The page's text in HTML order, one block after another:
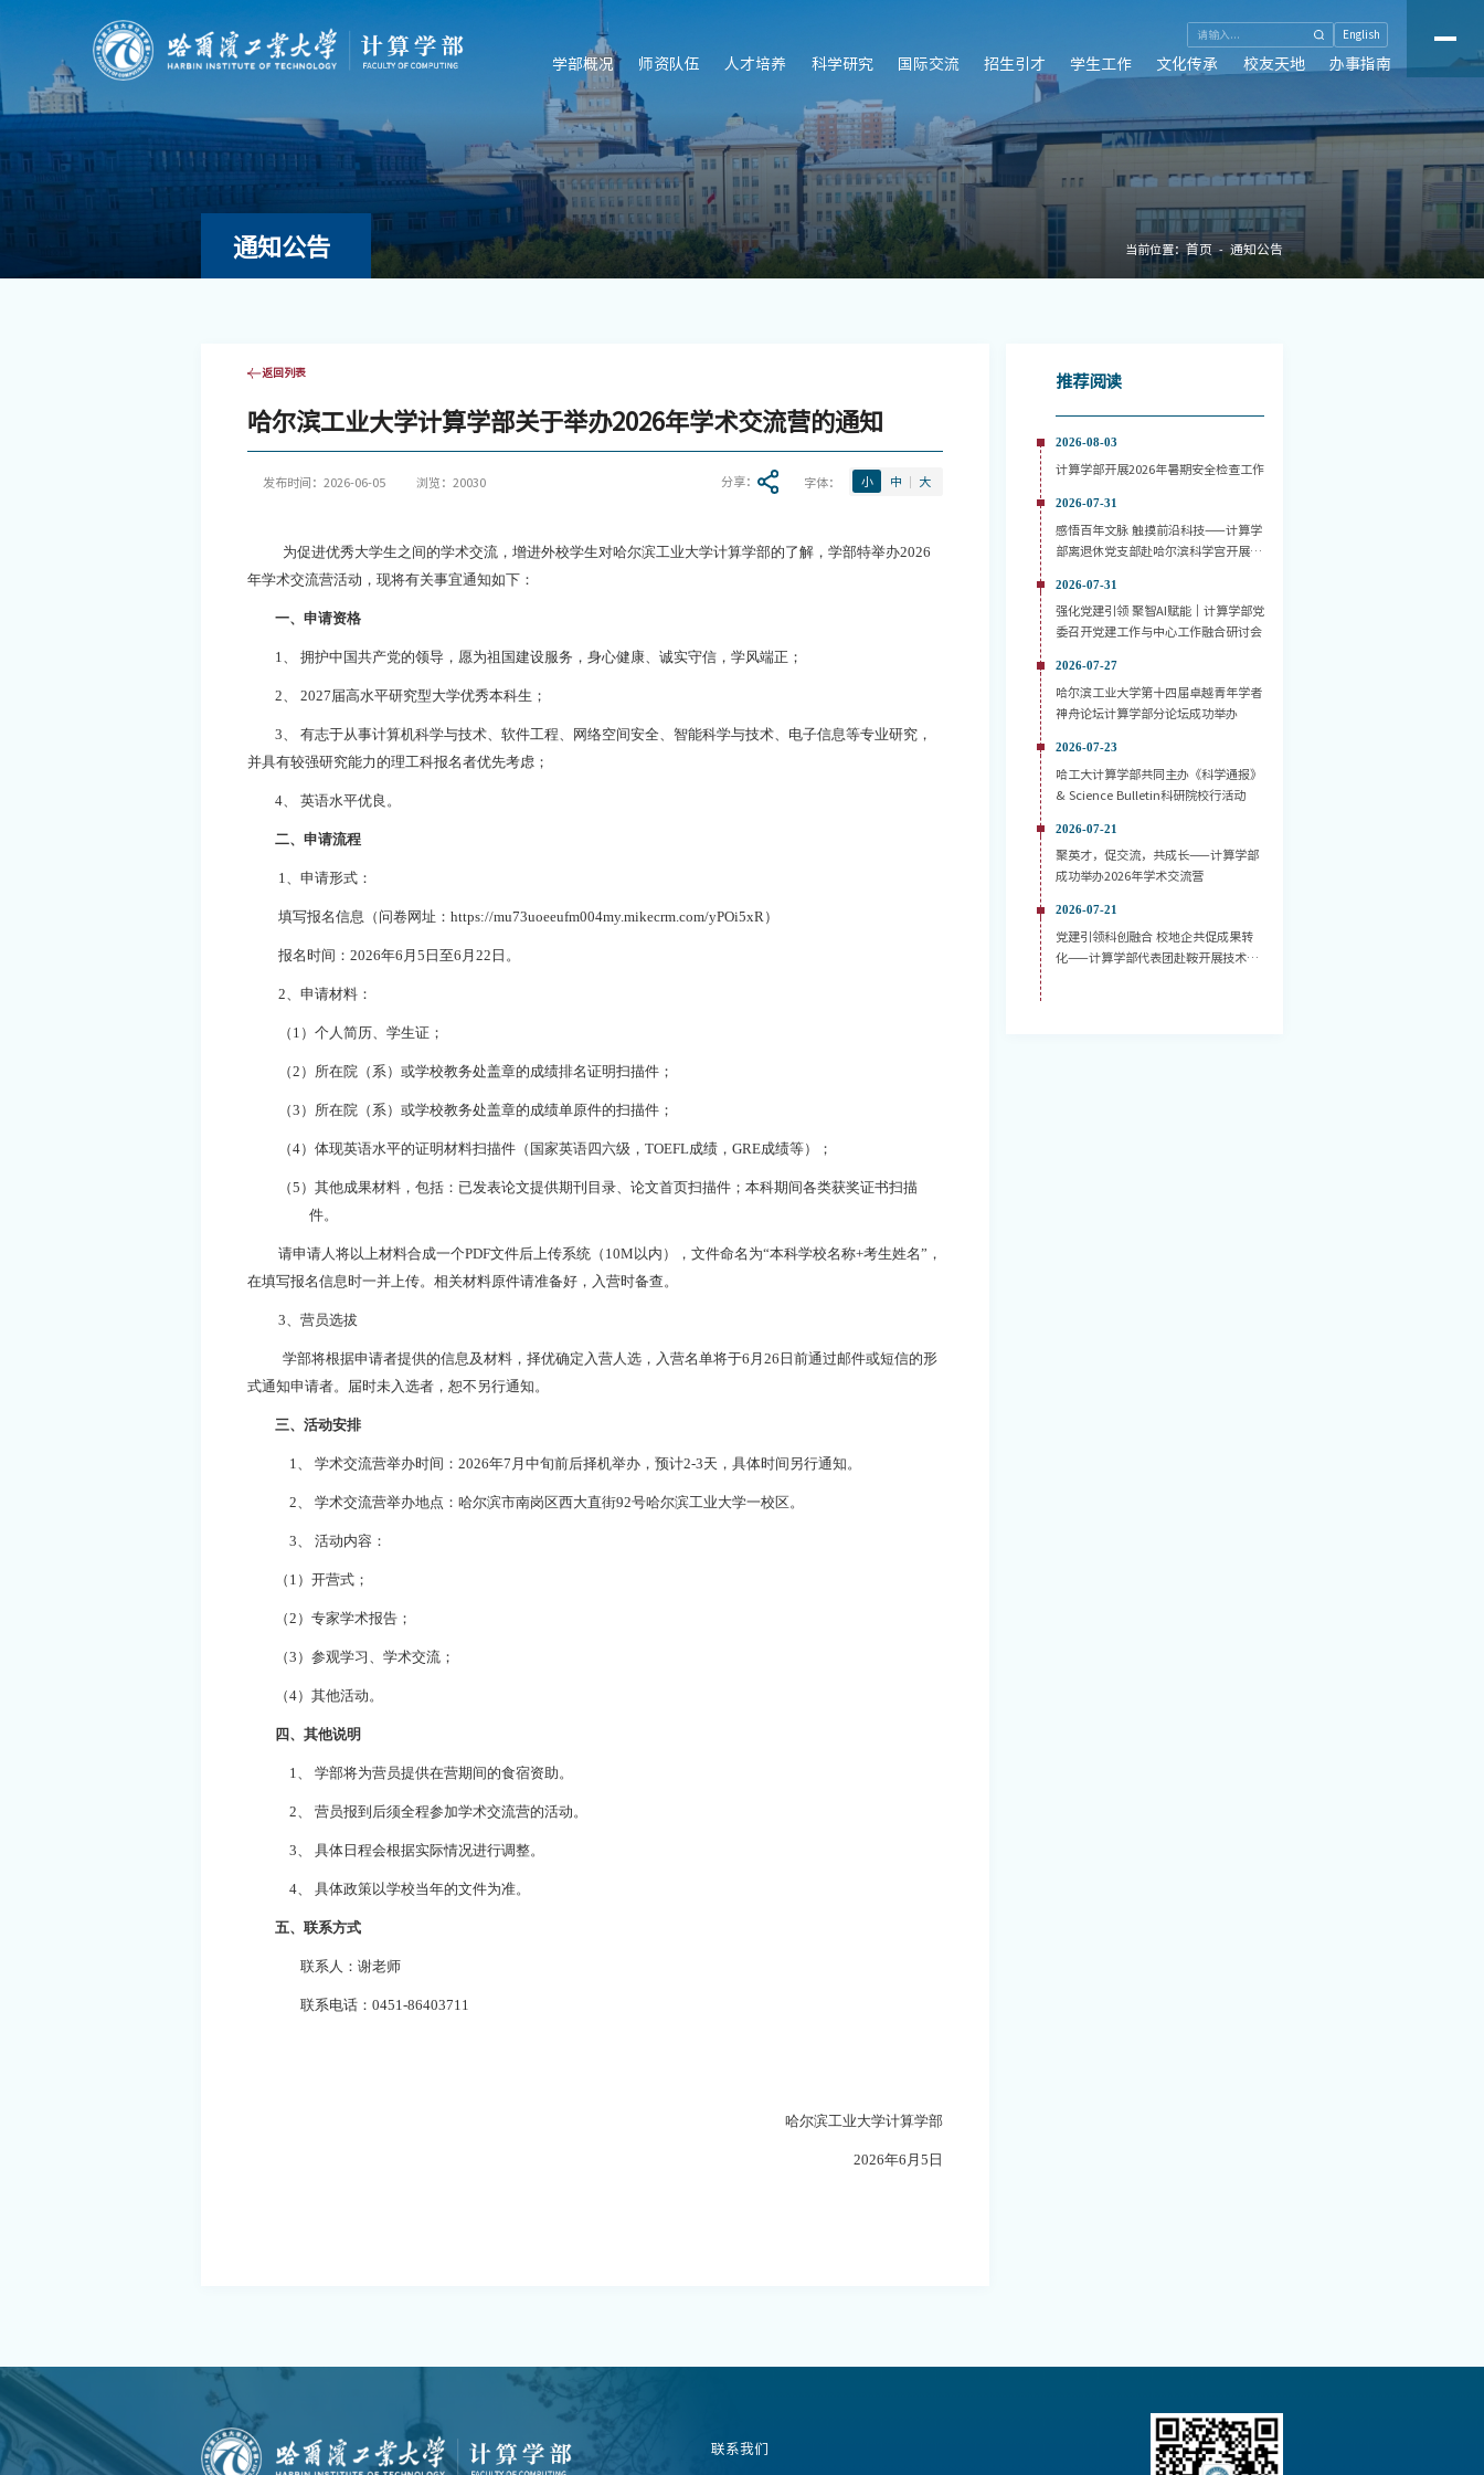
English
学部概况 师资队伍 人才培养 科学研究 国际交流 招生引才 学生工作 文化传承 校友天地 办事指南
通知公告 当前位置：首页 通知公告
返回列表
哈尔滨工业大学计算学部关于举办2026年学术交流营的通知
发布时间：2026-06-05 浏览： 20030 分享： 字体： 小 中 大
为促进优秀大学生之间的学术交流， 增进外校学生对哈尔滨工业大学计算学部的了解， 学部特举办2026
年学术交流营活动 ， 现将有关事宜通知如下：
一、申请资格
1、拥护中国共产党的领导，愿为祖国建设服务，身心健康、诚实守信，学风端正 ；
2、2027届高水平研究型大学优秀本科生 ；
3、有志于从事计算机科学与技术、软件工程、网络空间安全、智能科学与技术、电子信息等专业研究 ，
并具有较强研究能力的理工科报名者优先考虑；
4、英语水平优良 。
二、申请流程
1、申请形式：
填写报名信息 （ 问卷网址： https://mu73uoeeufm004my.mikecrm.com/yPOi5xR）
报名时间 ： 2026年6月5日至6月22日。
2、申请材料：
（ 1）个人简历、学生证；
（2）所在院（系）或学校教务处盖章的成绩排名证明扫描件；
（3）所在院（系）或学校教务处盖章的成绩单原件的扫描件；
（4）体现英语水平的证明材料扫描件 （国家英语四六级， TOEFL成绩，GRE成绩等）；
（5）其他成果材料，包括：已发表论文提供期刊目录、论文首页扫描件；本科期间各类获奖证书扫描
件。
请申请人将以上材料合成一个PDF文件后上传系统（ 10M以内）， 文件命名为“本科学校名称+考生姓名” ，
在填写报名信息时一并上传。相关材料原件请准备好，入营时备查。
3、 营员选拔
学部将根据申请者提供的信息及材料，择优确定入营人选，入营名单将于6月26日前通过邮件或短信的形
式通知申请者。届时未入选者，恕不另行通知。
三、活动安排
1、 学术交流营举办时间： 2026年7月中旬前后择机举办 ，预计2-3天，具体时间另行通知。
2、 学术交流营举办地点：哈尔滨市南岗区西大直街92号哈尔滨工业大学一校区。
3、 活动内容：
（ 1）开营式；
（2）专家学术报告；
（3）参观学习、学术交流；
（4）其他活动。
四、其他说明
1、 学部将为营员提供在营期间的食宿资助。
2、 营员报到后须全程参加学术交流营的活动。
3、 具体日程会根据实际情况进行调整。
4、 具体政策以学校当年的文件为准。
五、联系方式
联系人： 谢老师
联系电话： 0451-86403711
哈尔滨工业大学计算学部
2026年6 月 5 日
推荐阅读
2026-08-03
计算学部开展2026年暑期安全检查工作
2026-07-31
感悟百年文脉 触摸前沿科技——计算学
部离退休党支部赴哈尔滨科学宫开展主
2026-07-31
强化党建引领 聚智AI赋能｜计算学部党
委召开党建工作与中心工作融合研讨会
2026-07-27
哈尔滨工业大学第十四届卓越青年学者
神舟论坛计算学部分论坛成功举办
2026-07-23
哈工大计算学部共同主办《科学通报》
& Science Bulletin科研院校行活动
2026-07-21
聚英才，促交流，共成长——计算学部
成功举办2026年学术交流营
2026-07-21
党建引领科创融合 校地企共促成果转
化——计算学部代表团赴鞍开展技术对
联系我们